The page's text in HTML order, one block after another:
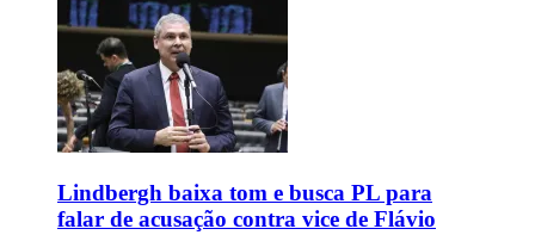
Lindbergh baixa tom e busca PL para
falar de acusação contra vice de Flávio